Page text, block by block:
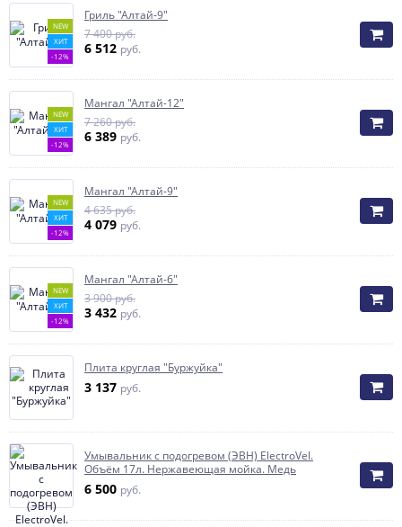
NEW
ХИТ
-12%
Гриль "Алтай-9"
7 400 руб.
6 512 руб.
NEW
ХИТ
-12%
Мангал "Алтай-12"
7 260 руб.
6 389 руб.
NEW
ХИТ
-12%
Мангал "Алтай-9"
4 635 руб.
4 079 руб.
NEW
ХИТ
-12%
Мангал "Алтай-6"
3 900 руб.
3 432 руб.
Плита круглая "Буржуйка"
3 137 руб.
Умывальник с подогревом (ЭВН) ElectroVel.
Объём 17л. Нержавеющая мойка. Медь
6 500 руб.